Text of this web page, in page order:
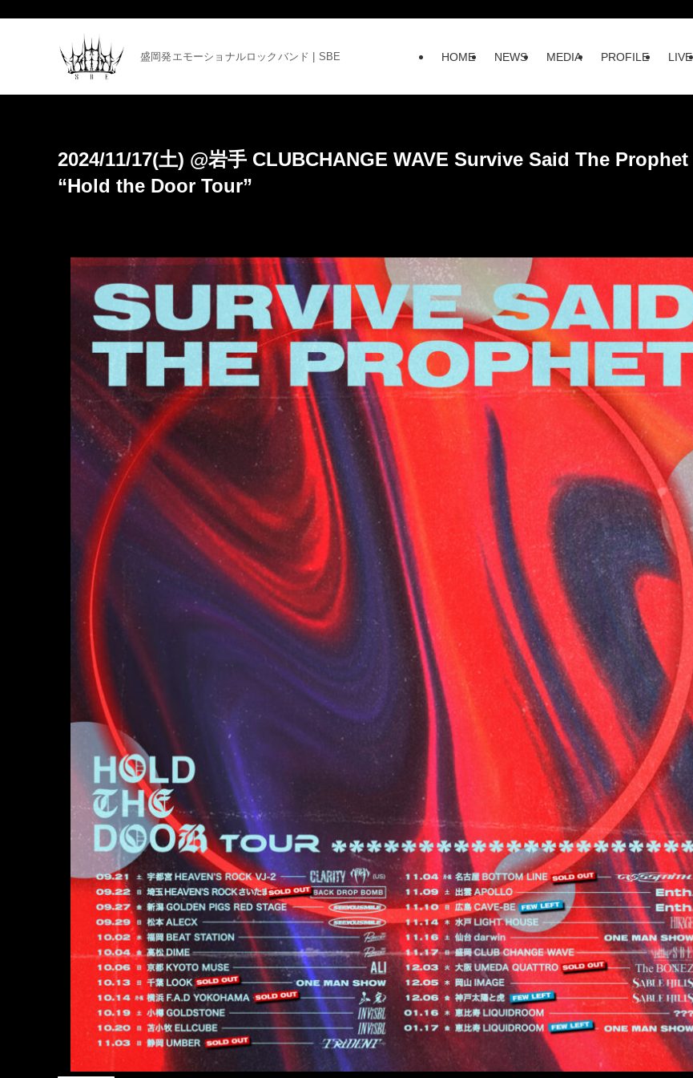
盛岡発エモーショナルロックバンド | SBE HOME NEWS MEDIA PROFILE LIVE
2024/11/17(土) @岩手 CLUBCHANGE WAVE Survive Said The Prophet
“Hold the Door Tour”